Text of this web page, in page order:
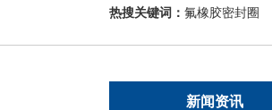
热搜关键词： 氟橡胶密封圈
新闻资讯